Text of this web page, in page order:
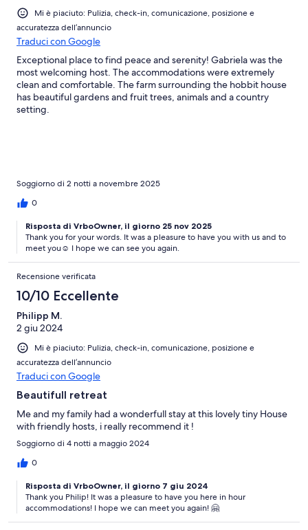
Mi è piaciuto: Pulizia, check-in, comunicazione, posizione e
accuratezza dell’annuncio
Traduci con Google
Exceptional place to find peace and serenity! Gabriela was the
most welcoming host. The accommodations were extremely
clean and comfortable. The farm surrounding the hobbit house
has beautiful gardens and fruit trees, animals and a country
setting.
Soggiorno di 2 notti a novembre 2025
0
Risposta di VrboOwner, il giorno 25 nov 2025
Thank you for your words. It was a pleasure to have you with us and to
meet you☺️ I hope we can see you again.
Recensione verificata
10/10 Eccellente
Philipp M.
2 giu 2024
Mi è piaciuto: Pulizia, check-in, comunicazione, posizione e
accuratezza dell’annuncio
Traduci con Google
Beautifull retreat
Me and my family had a wonderfull stay at this lovely tiny House
with friendly hosts, i really recommend it !
Soggiorno di 4 notti a maggio 2024
0
Risposta di VrboOwner, il giorno 7 giu 2024
Thank you Philip! It was a pleasure to have you here in hour
accommodations! I hope we can meet you again! 🤗